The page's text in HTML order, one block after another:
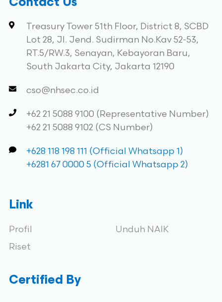
Contact Us
Treasury Tower 51th Floor, District 8, SCBD
Lot 28, Jl. Jend. Sudirman No.Kav 52-53,
RT.5/RW.3, Senayan, Kebayoran Baru,
South Jakarta City, Jakarta 12190
cso@nhsec.co.id
+62 21 5088 9100 (Representative Number)
+62 21 5088 9102 (CS Number)
+628 118 198 111 (Official Whatsapp 1)
+6281 67 0000 5 (Official Whatsapp 2)
Link
Profil
Riset
Unduh NAIK
Certified By